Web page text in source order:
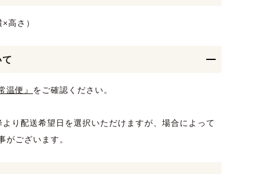
高さ）
温便』 をご確認ください。
り配送希望日を選択いただけますが、場合によって
ございます。